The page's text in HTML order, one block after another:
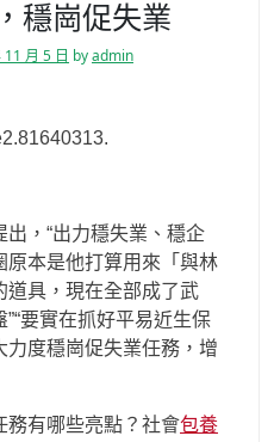
穩崗促失業
月 5 日 byadmin
，“出力穩失業、穩企
原本是他打算用來「與林
道具，現在全部成了武
要實在抓好平易近生保
度穩崗促失業任務，增
務有哪些亮點？社會包養